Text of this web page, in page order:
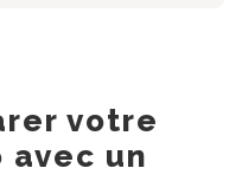
votre
avec un